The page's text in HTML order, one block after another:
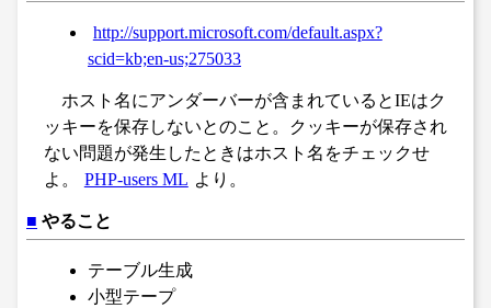
http://support.microsoft.com/default.aspx?
scid=kb;en-us;275033
ホスト名にアンダーバーが含まれているとIEはク
ッキーを保存しないとのこと。クッキーが保存され
ない問題が発生したときはホスト名をチェックせ
よ。
PHP-users ML より。
■ やること
テーブル生成
小型テープ